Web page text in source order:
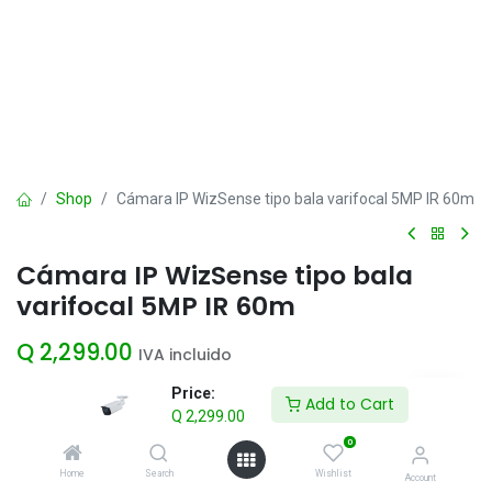
Price:
Q 2,299.00
Add to Cart
Home Search
0
Wishlist Account
Shop Cámara IP WizSense tipo bala varifocal 5MP IR 60m
Cámara IP WizSense tipo bala
varifocal 5MP IR 60m
Q 2,299.00 IVA incluido
Add to Cart
Agregar a la lista de deseos